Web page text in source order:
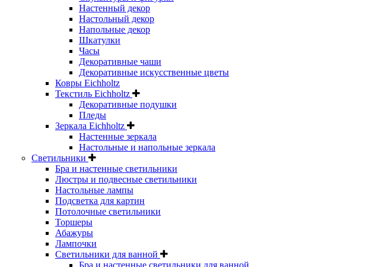
Настенный декор
Настольный декор
Напольные декор
Шкатулки
Часы
Декоративные чаши
Декоративные искусственные цветы
Ковры Eichholtz
Текстиль Eichholtz
Декоративные подушки
Пледы
Зеркала Eichholtz
Настенные зеркала
Настольные и напольные зеркала
Светильники
Бра и настенные светильники
Люстры и подвесные светильники
Настольные лампы
Подсветка для картин
Потолочные светильники
Торшеры
Абажуры
Лампочки
Светильники для ванной
Бра и настенные светильники для ванной